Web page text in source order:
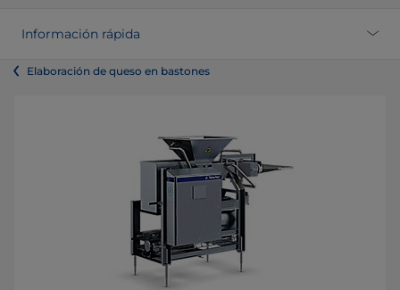
Información rápida
Elaboración de queso en bastones